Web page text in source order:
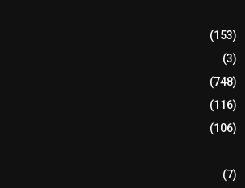
(153)
(3)
(748)
(116)
(106)
(7)